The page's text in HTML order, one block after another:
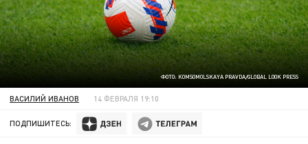
ФОТО: KOMSOMOLSKAYA PRAVDA/GLOBAL LOOK PRESS
ВАСИЛИЙ ИВАНОВ 14 ФЕВРАЛЯ 19:10
ПОДПИШИТЕСЬ: